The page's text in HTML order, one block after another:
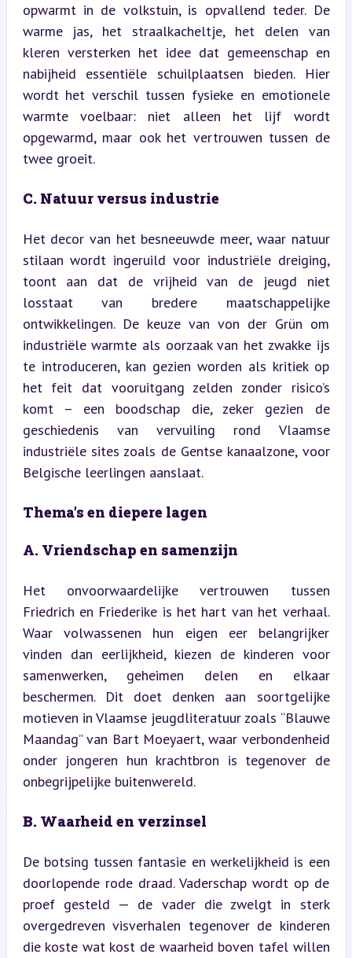
opwarmt in de volkstuin, is opvallend teder. De
warme jas, het straalkacheltje, het delen van
kleren versterken het idee dat gemeenschap en
nabijheid essentiële schuilplaatsen bieden. Hier
wordt het verschil tussen fysieke en emotionele
warmte voelbaar: niet alleen het lijf wordt
opgewarmd, maar ook het vertrouwen tussen de
twee groeit.
C. Natuur versus industrie
Het decor van het besneeuwde meer, waar natuur
stilaan wordt ingeruild voor industriële dreiging,
toont aan dat de vrijheid van de jeugd niet
losstaat van bredere maatschappelijke
ontwikkelingen. De keuze van von der Grün om
industriële warmte als oorzaak van het zwakke ijs
te introduceren, kan gezien worden als kritiek op
het feit dat vooruitgang zelden zonder risico’s
komt – een boodschap die, zeker gezien de
geschiedenis van vervuiling rond Vlaamse
industriële sites zoals de Gentse kanaalzone, voor
Belgische leerlingen aanslaat.
Thema’s en diepere lagen
A. Vriendschap en samenzijn
Het onvoorwaardelijke vertrouwen tussen
Friedrich en Friederike is het hart van het verhaal.
Waar volwassenen hun eigen eer belangrijker
vinden dan eerlijkheid, kiezen de kinderen voor
samenwerken, geheimen delen en elkaar
beschermen. Dit doet denken aan soortgelijke
motieven in Vlaamse jeugdliteratuur zoals “Blauwe
Maandag” van Bart Moeyaert, waar verbondenheid
onder jongeren hun krachtbron is tegenover de
onbegrijpelijke buitenwereld.
B. Waarheid en verzinsel
De botsing tussen fantasie en werkelijkheid is een
doorlopende rode draad. Vaderschap wordt op de
proef gesteld — de vader die zwelgt in sterk
overgedreven visverhalen tegenover de kinderen
die koste wat kost de waarheid boven tafel willen